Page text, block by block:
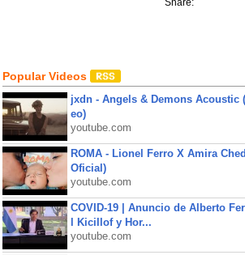
Share:
Popular Videos
jxdn - Angels & Demons Acoustic
eo)
youtube.com
ROMA - Lionel Ferro X Amira
Oficial)
youtube.com
COVID-19 | Anuncio de Alberto
l Kicillof y Hor...
youtube.com